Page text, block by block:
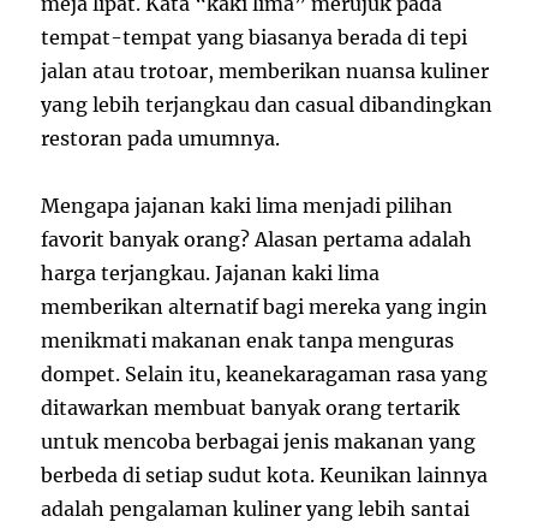
tempat-tempat yang biasanya berada di tepi
jalan atau trotoar, memberikan nuansa kuliner
yang lebih terjangkau dan casual dibandingkan
restoran pada umumnya.
Mengapa jajanan kaki lima menjadi pilihan
favorit banyak orang? Alasan pertama adalah
harga terjangkau. Jajanan kaki lima
memberikan alternatif bagi mereka yang ingin
menikmati makanan enak tanpa menguras
dompet. Selain itu, keanekaragaman rasa yang
ditawarkan membuat banyak orang tertarik
untuk mencoba berbagai jenis makanan yang
berbeda di setiap sudut kota. Keunikan lainnya
adalah pengalaman kuliner yang lebih santai